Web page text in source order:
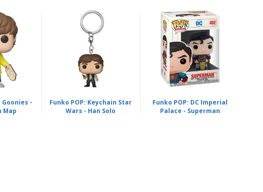
Goonies -
Map
Funko POP: Keychain Star
Wars - Han Solo
Funko POP: DC Imperial
Palace - Superman